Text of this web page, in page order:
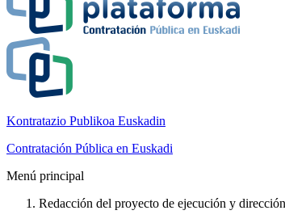
Kontratazio Publikoa Euskadin
Contratación Pública en Euskadi
Menú principal
Redacción del proyecto de ejecución y